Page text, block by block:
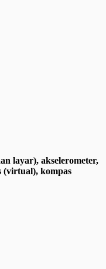
layar), akselerometer,
(virtual), kompas